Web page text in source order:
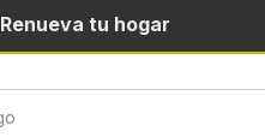
Renueva tu hogar